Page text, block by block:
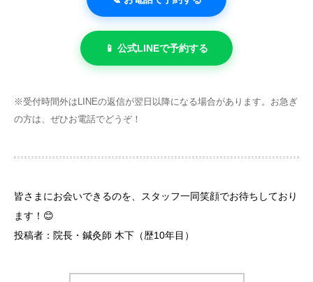
📱 公式LINEで予約する
※受付時間外はLINEの返信が翌日以降になる場合があります。お急ぎ
の方は、ぜひお電話でどうぞ！
皆さまにお会いできるのを、スタッフ一同笑顔でお待ちしており
ます！😊
投稿者：院長・鍼灸師 木下（歴10年目）